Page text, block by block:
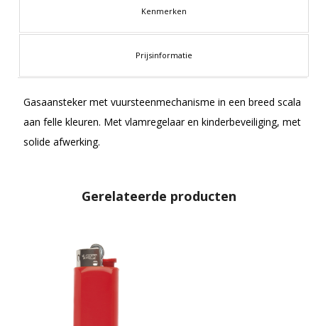
Kenmerken
Prijsinformatie
Gasaansteker met vuursteenmechanisme in een breed scala
aan felle kleuren. Met vlamregelaar en kinderbeveiliging, met
solide afwerking.
Gerelateerde producten